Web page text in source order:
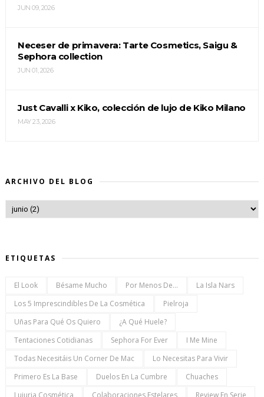
JUN 09, 2026
Neceser de primavera: Tarte Cosmetics, Saigu &
Sephora collection
JUN 01, 2026
Just Cavalli x Kiko, colección de lujo de Kiko Milano
MAY 23, 2026
ARCHIVO DEL BLOG
ETIQUETAS
El Look Bésame Mucho Por Menos De...
La Isla Nars
Los 5 Imprescindibles De La Cosmética
Pielroja
Uñas Para Qué Os Quiero
¿a Qué Huele?
Tentaciones Cotidianas
Sephora For Ever
I Me Mine
Todas Necesitáis Un Corner De Mac
Lo Necesitas Para Vivir
Primero Es La Base
Duelos En La Cumbre
Chuaches
Lujuria Cosmética
Colaboraciones Estelares Review En Serie